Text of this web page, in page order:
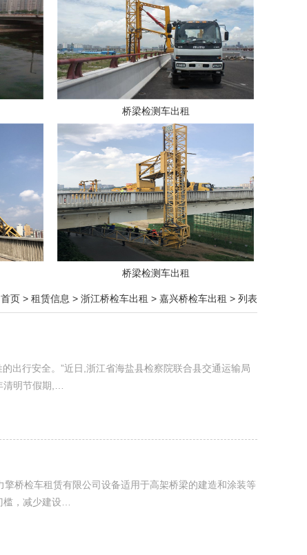
桥梁检测车出租
桥梁检测车出租
首页 > 租赁信息 > 浙江桥检车出租 > 嘉兴桥检车出租 > 列表
出行安全。”近日,浙江省海盐县检察院联合县交通运输局
清明节假期,…
桥检车租赁有限公司设备适用于高架桥梁的建造和涂装等
，减少建设…